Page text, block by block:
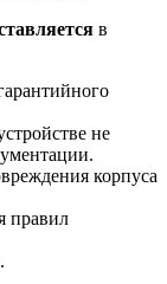
в
не
корпуса
правил